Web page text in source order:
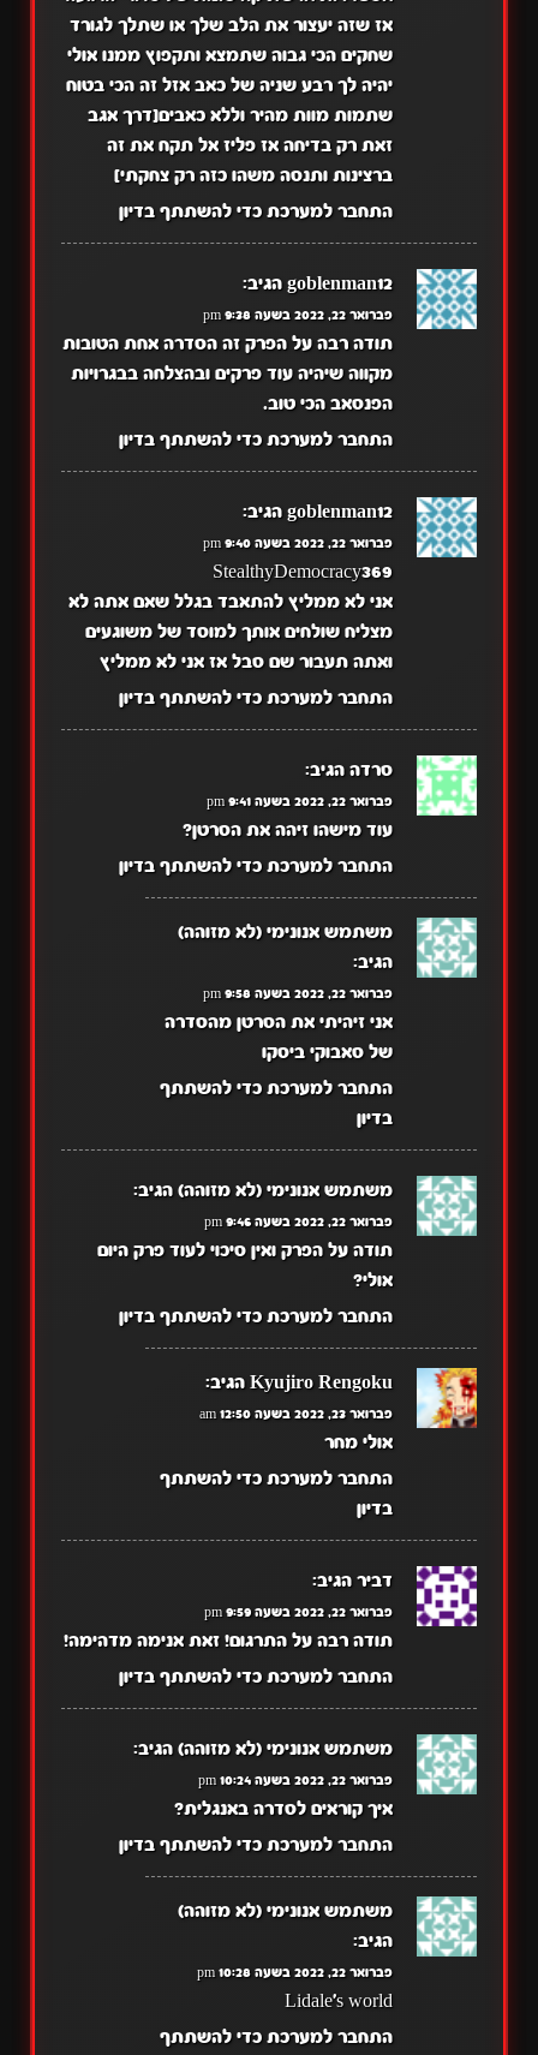
אז שזה יעצור את הלב שלך או שתלך לגורד
שחקים הכי גבוה שתמצא ותקפוץ ממנו אולי
יהיה לך רבע שניה של כאב אזל זה הכי בטוח
שתמות מוות מהיר וללא כאבים[דרך אגב
זאת רק בדיחה אז פליז אל תקח את זה
ברצינות ותנסה משהו כזה רק צחקתי]
התחבר למערכת כדי להשתתף בדיון
goblenman12 הגיב:
פברואר 22, 2022 בשעה 9:38 pm
תודה רבה על הפרק זה הסדרה אחת הטובות
מקווה שיהיה עוד פרקים ובהצלחה בבגרויות
הפנסאב הכי טוב.
התחבר למערכת כדי להשתתף בדיון
goblenman12 הגיב:
פברואר 22, 2022 בשעה 9:40 pm
StealthyDemocracy369
אני לא ממליץ להתאבד בגלל שאם אתה לא
מצליח שולחים אותך למוסד של משוגעים
ואתה תעבור שם סבל אז אני לא ממליץ
התחבר למערכת כדי להשתתף בדיון
סרדה הגיב:
פברואר 22, 2022 בשעה 9:41 pm
עוד מישהו זיהה את הסרטן?
התחבר למערכת כדי להשתתף בדיון
משתמש אנונימי (לא מזוהה)
הגיב:
פברואר 22, 2022 בשעה 9:58 pm
אני זיהיתי את הסרטן מהסדרה
של סאבוקי ביסקו
התחבר למערכת כדי להשתתף
בדיון
משתמש אנונימי (לא מזוהה) הגיב:
פברואר 22, 2022 בשעה 9:46 pm
תודה על הפרק ואין סיכוי לעוד פרק היום
אולי?
התחבר למערכת כדי להשתתף בדיון
Kyujiro Rengoku הגיב:
פברואר 23, 2022 בשעה 12:50 am
אולי מחר
התחבר למערכת כדי להשתתף
בדיון
דביר הגיב:
פברואר 22, 2022 בשעה 9:59 pm
תודה רבה על התרגום! זאת אנימה מדהימה!
התחבר למערכת כדי להשתתף בדיון
משתמש אנונימי (לא מזוהה) הגיב:
פברואר 22, 2022 בשעה 10:24 pm
איך קוראים לסדרה באנגלית?
התחבר למערכת כדי להשתתף בדיון
משתמש אנונימי (לא מזוהה)
הגיב:
פברואר 22, 2022 בשעה 10:28 pm
Lidale's world
התחבר למערכת כדי להשתתף